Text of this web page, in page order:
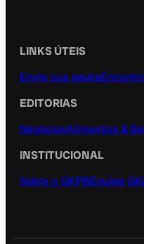
LINKS ÚTEIS
Envie sua pauta
EDITORIAS
NegóciosAlimentos &
INSTITUCIONAL
Sobre o GKPBEquipe